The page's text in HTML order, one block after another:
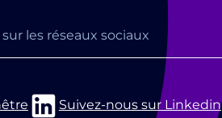
les réseaux sociaux
Suivez-nous sur Linkedin